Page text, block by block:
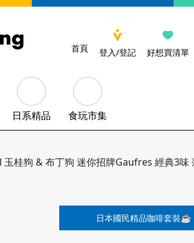
首頁 登入/登記 好想買清單
日系精品 食玩市集
桂狗 & 布丁狗 迷你招牌Gaufres 經典3味
日本國民精品咖啡套裝☕️